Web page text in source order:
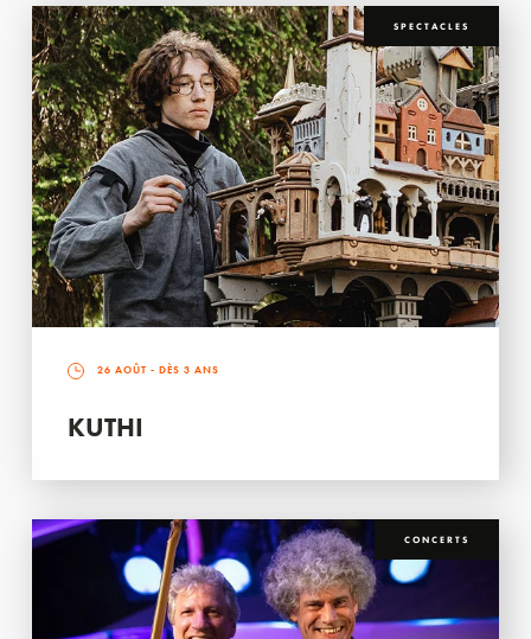
SPECTACLES
26 AOÛT - DÈS 3 ANS
KUTHI
CONCERTS